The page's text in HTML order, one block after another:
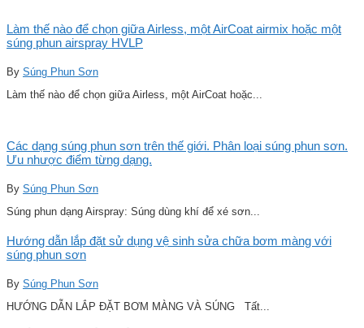
Làm thế nào để chọn giữa Airless, một AirCoat airmix hoặc một
súng phun airspray HVLP
By Súng Phun Sơn
Làm thế nào để chọn giữa Airless, một AirCoat hoặc...
Các dạng súng phun sơn trên thế giới. Phân loại súng phun sơn.
Ưu nhược điểm từng dạng.
By Súng Phun Sơn
Súng phun dạng Airspray: Súng dùng khí để xé sơn...
Hướng dẫn lắp đặt sử dụng vệ sinh sửa chữa bơm màng với
súng phun sơn
By Súng Phun Sơn
HƯỚNG DẪN LẮP ĐẶT BƠM MÀNG VÀ SÚNG Tất...